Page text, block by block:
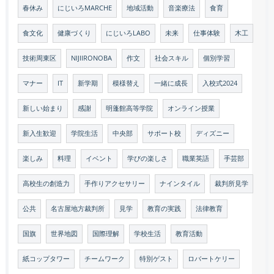
春休み にじいろMARCHE 地域活動 音楽療法 食育
食文化 健康づくり にじいろLABO 未来 仕事体験 木工
技術周東区 NIJIIRONOBA 作文 社会スキル 個別学習
マナー IT 新学期 模様替え 一緒に成長 入校式2024
新しい始まり 感謝 明蓬館高等学院 オンライン授業
新入生歓迎 学院生活 中央部 サポート校 ディズニー
楽しみ 料理 イベント 学びの楽しさ 職業英語 手芸部
高校生の創造力 手作りアクセサリー ナインタイル 裁判所見学
公共 名古屋地方裁判所 見学 教育の実践 法律教育
国旗 世界地図 国際理解 学校生活 教育活動
紙コップタワー チームワーク 特別ゲスト ロバートケリー